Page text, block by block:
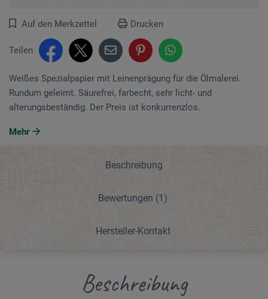
Auf den Merkzettel Drucken
Teilen
Weißes Spezialpapier mit Leinenprägung für die Ölmalerei.
Rundum geleimt. Säurefrei, farbecht, sehr licht- und
alterungsbeständig. Der Preis ist konkurrenzlos.
Mehr
Beschreibung
Bewertungen (1)
Hersteller-Kontakt
Beschreibung